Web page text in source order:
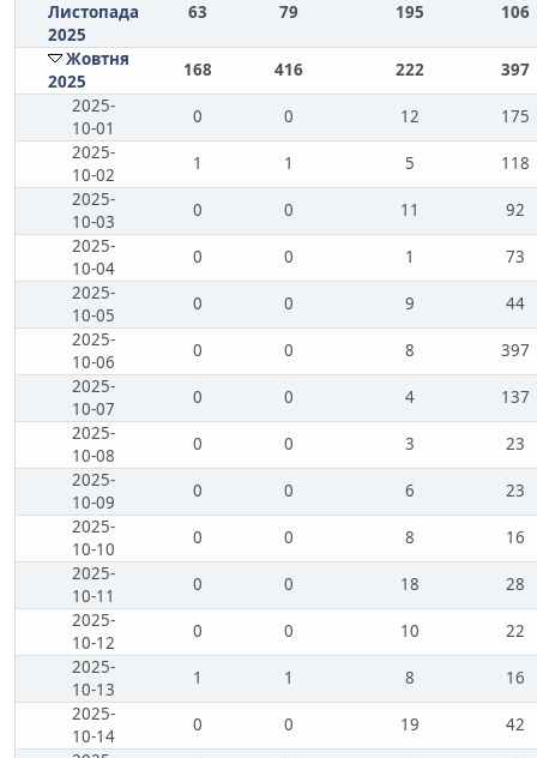
Листопада
2025
63 79 195 106
Жовтня
2025
168 416 222
397
2025-
10-01
0 0 12
175
2025-
10-02
1 1 5
118
2025-
10-03
0 0 11
92
2025-
10-04
0 0 1
73
2025-
10-05
0 0 9
44
2025-
10-06
0 0 8
397
2025-
10-07
0 0 4
137
2025-
10-08
0 0 3
23
2025-
10-09
0 0 6
23
2025-
10-10
0 0 8
16
2025-
10-11
0 0 18
28
2025-
10-12
0 0 10
22
2025-
10-13
1 1 8
16
2025-
10-14
0 0 19
42